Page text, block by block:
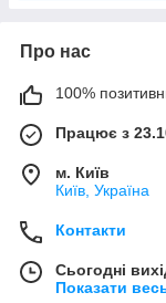
Про нас
100%
Працює з
м. Київ
Київ, Україна
Контакти
Сьогодні
Показати